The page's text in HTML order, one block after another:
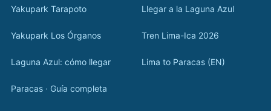
Yakupark Tarapoto
Yakupark Los Órganos
Laguna Azul: cómo llegar
Paracas · Guía completa
Llegar a la Laguna Azul
Tren Lima-Ica 2026
Lima to Paracas (EN)